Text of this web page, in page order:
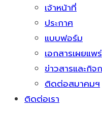
เจ้าหน้าที่
ประกาศ
แบบฟอร์ม
เอกสารเผยแพร่
ข่าวสารและกิจ
ติดต่อสมาคมฯ
ติดต่อเรา